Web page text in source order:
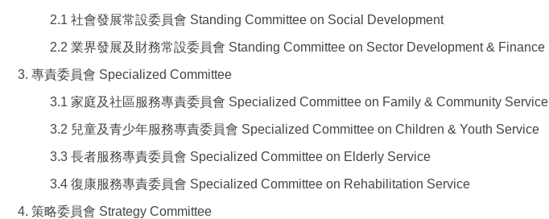
2.1 社會發展常設委員會 Standing Committee on Social Development
2.2 業界發展及財務常設委員會 Standing Committee on Sector Development & Finance
3. 專責委員會 Specialized Committee
3.1 家庭及社區服務專責委員會 Specialized Committee on Family & Community Service
3.2 兒童及青少年服務專責委員會 Specialized Committee on Children & Youth Service
3.3 長者服務專責委員會 Specialized Committee on Elderly Service
3.4 復康服務專責委員會 Specialized Committee on Rehabilitation Service
4. 策略委員會 Strategy Committee